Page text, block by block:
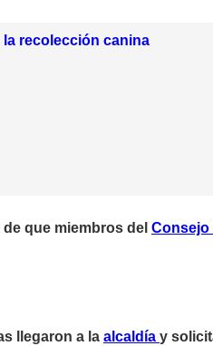
la recolección canina
que miembros del
llegaron a la alcaldía y